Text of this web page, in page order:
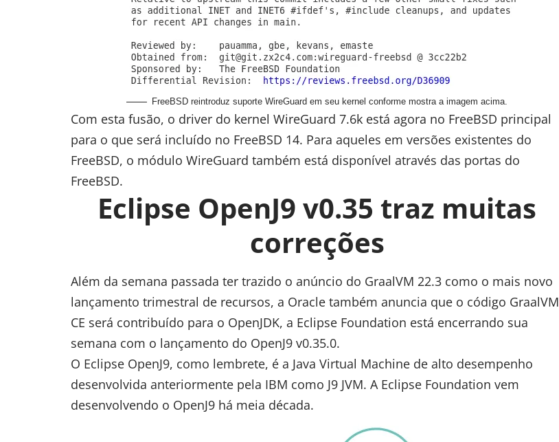
FreeBSD reintroduz suporte WireGuard em seu kernel conforme mostra a imagem acima.
Com esta fusão, o driver do kernel WireGuard 7.6k está agora no FreeBSD principal
para o que será incluído no FreeBSD 14. Para aqueles em versões existentes do
FreeBSD, o módulo WireGuard também está disponível através das portas do
FreeBSD.
Eclipse OpenJ9 v0.35 traz muitas
correções
Além da semana passada ter trazido o anúncio do GraalVM 22.3 como o mais novo
lançamento trimestral de recursos, a Oracle também anuncia que o código GraalVM
CE será contribuído para o OpenJDK, a Eclipse Foundation está encerrando sua
semana com o lançamento do OpenJ9 v0.35.0.
O Eclipse OpenJ9, como lembrete, é a Java Virtual Machine de alto desempenho
desenvolvida anteriormente pela IBM como J9 JVM. A Eclipse Foundation vem
desenvolvendo o OpenJ9 há meia década.